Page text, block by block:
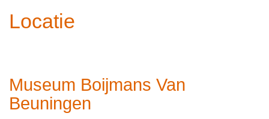
Locatie
Museum Boijmans Van
Beuningen